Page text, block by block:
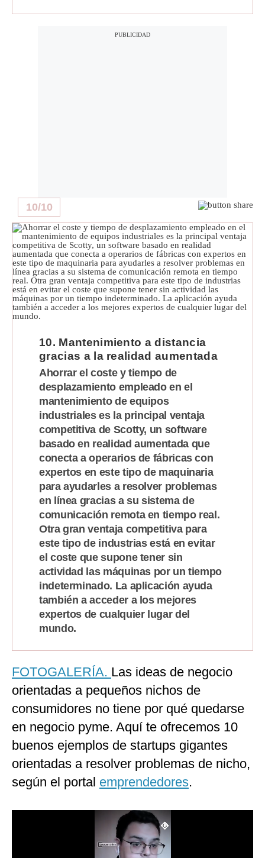
10/10
10. Mantenimiento a distancia
gracias a la realidad aumentada
Ahorrar el coste y tiempo de
desplazamiento empleado en el
mantenimiento de equipos
industriales es la principal ventaja
competitiva de Scotty, un software
basado en realidad aumentada que
conecta a operarios de fábricas con
expertos en este tipo de maquinaria
para ayudarles a resolver problemas
en línea gracias a su sistema de
comunicación remota en tiempo real.
Otra gran ventaja competitiva para
este tipo de industrias está en evitar
el coste que supone tener sin
actividad las máquinas por un tiempo
indeterminado. La aplicación ayuda
también a acceder a los mejores
expertos de cualquier lugar del
mundo.
FOTOGALERÍA. Las ideas de negocio
orientadas a pequeños nichos de
consumidores no tiene por qué quedarse
en negocio pyme. Aquí te ofrecemos 10
buenos ejemplos de startups gigantes
orientadas a resolver problemas de nicho,
según el portal emprendedores.